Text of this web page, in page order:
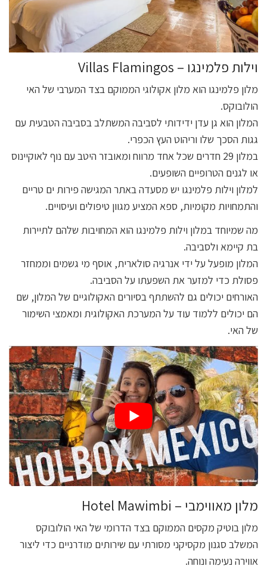
וילות פלמינגו – Villas Flamingos
מלון פלמינגו הוא מלון אקולוגי הממוקם בצד המערבי של האי
הולובוקס.
המלון הוא גן עדן ידידותי לסביבה המשתלב בסביבה הטבעית עם
גגות הסכך שלו וריהוט העץ הכפרי.
במלון 29 חדרים שכל אחד מרווח ומאובזר היטב עם נוף לאוקיינוס
או לגנים הטרופיים השופעים.
למלון וילות פלמינגו יש מסעדה באתר המגישה פירות ים טריים
והתמחויות מקומיות, ספא המציע מגוון טיפולים ועיסויים.
מה שמיוחד במלון וילות פלמינגו הוא המחויבות שלהם לתיירות
בת קיימא ולסביבה.
המלון מופעל על ידי אנרגיה סולארית, אוסף מי גשמים וממחזר
פסולת כדי למזער את השפעתו על הסביבה.
האורחים יכולים גם להשתתף בסיורים האקולוגיים של המלון, שם
הם יכולים ללמוד עוד על המערכת האקולוגית ומאמצי השימור
של האי.
מלון מאווימבי – Hotel Mawimbi
מלון בוטיק מקסים הממוקם בצד הדרומי של האי הולובוקס
המשלב סגנון מקסיקני מסורתי עם שירותים מודרניים כדי ליצור
אווירה נעימה ונוחה.